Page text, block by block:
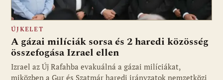
ÚJKELET
A gázai milíciák sorsa és 2 haredi közösség
összefogása Izrael ellen
Izrael az Új Rafahba evakuálná a gázai milíciákat,
miközben a Gur és Szatmár haredi irányzatok nemzetközi